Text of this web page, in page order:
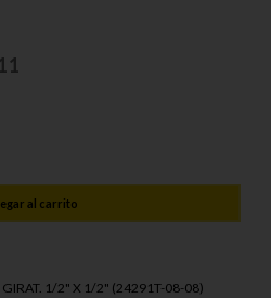
al carrito
GIRAT. 1/2" X 1/2" (24291T-08-08)